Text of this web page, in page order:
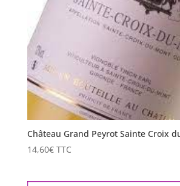
Château Grand Peyrot Sainte Croix
14,60€ TTC